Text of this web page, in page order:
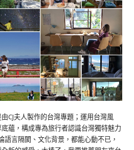
CJ夫人製作的台灣專題；運用台灣風
蘊，構成專為旅行者認識台灣獨特魅力
語言隔閡、文化背景，都能心動不已，